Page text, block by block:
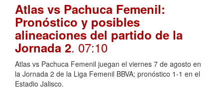
Atlas vs Pachuca Femenil:
Pronóstico y posibles
alineaciones del partido de la
Jornada 2. 07:10
Atlas vs Pachuca Femenil juegan el viernes 7 de agosto en
la Jornada 2 de la Liga Femenil BBVA; pronóstico 1-1 en el
Estadio Jalisco.